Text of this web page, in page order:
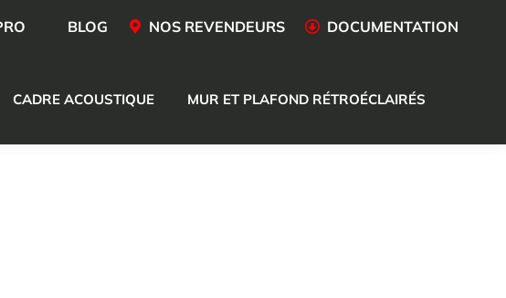
BLOG NOS REVENDEURS DOCUMENTATION
CADRE ACOUSTIQUE MUR ET PLAFOND RÉTROÉCLAIRÉS